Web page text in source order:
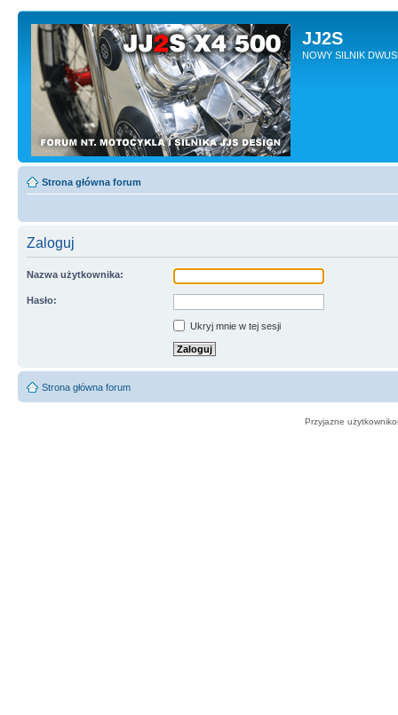
JJ2S
NOWY SILNIK
Strona główna forum
Zaloguj
Nazwa użytkownika:
Hasło:
Ukryj mnie w tej sesji
Strona główna forum
Przyjazne